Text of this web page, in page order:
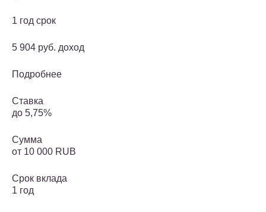
1 год срок
5 904 руб. доход
Подробнее
Ставка
до 5,75%
Сумма
от 10 000 RUB
Срок вклада
1 год